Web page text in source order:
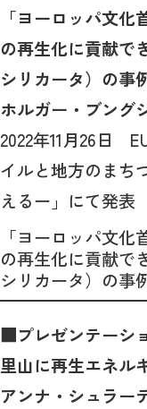
「ヨーロッパ文
の再生化に貢献で
シリカータ）の事
ホルガー・ブング
2022年11月26日
イルと地方のまち
えるー」にて発表
「ヨーロッパ文
の再生化に貢献で
シリカータ）の事
■プレゼンテーシ
里山に再生エネル
アンナ・シュラー